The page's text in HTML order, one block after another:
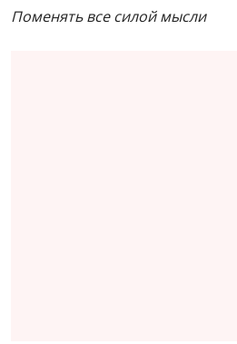
Поменять все силой мысли